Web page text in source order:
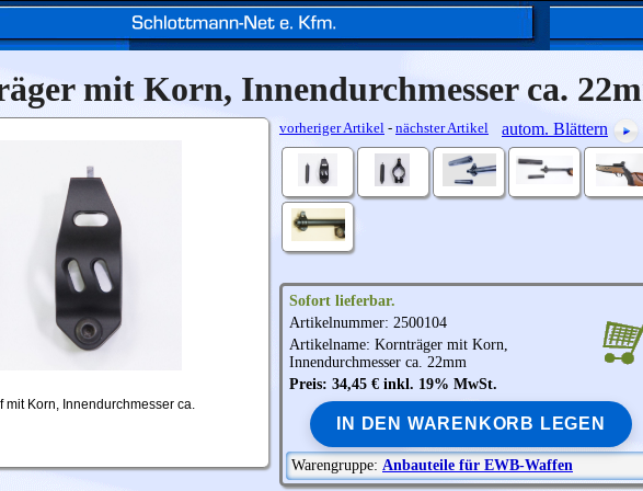
mit Korn, Innendurchmesser ca.
mit Korn, Innendurchmesser ca.
vorheriger Artikel - nächster Artikel autom. Blättern
Sofort lieferbar.
Artikelnummer: 2500104
Artikelname: Kornträger mit Korn,
Innendurchmesser ca. 22mm
Preis: 34,45 € inkl. 19% MwSt.
IN DEN WARENKORB LEGEN
Warengruppe: Anbauteile für EWB-Waffen